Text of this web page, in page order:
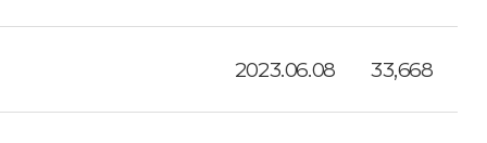
2023.06.08 33,668